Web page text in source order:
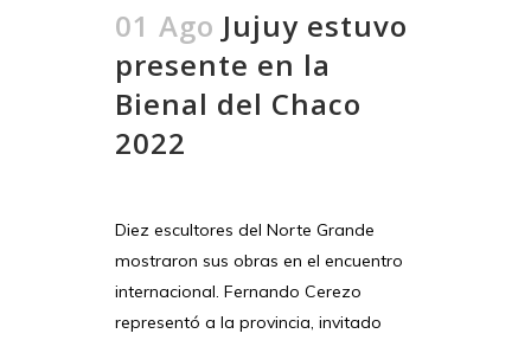
01 Ago Jujuy estuvo
presente en la
Bienal del Chaco
2022
Diez escultores del Norte Grande
mostraron sus obras en el encuentro
internacional. Fernando Cerezo
representó a la provincia, invitado